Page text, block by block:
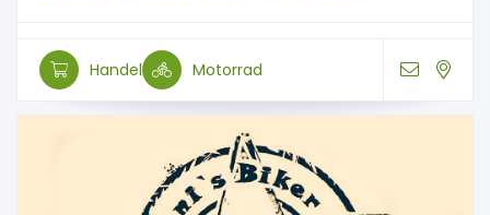
Handel Motorrad